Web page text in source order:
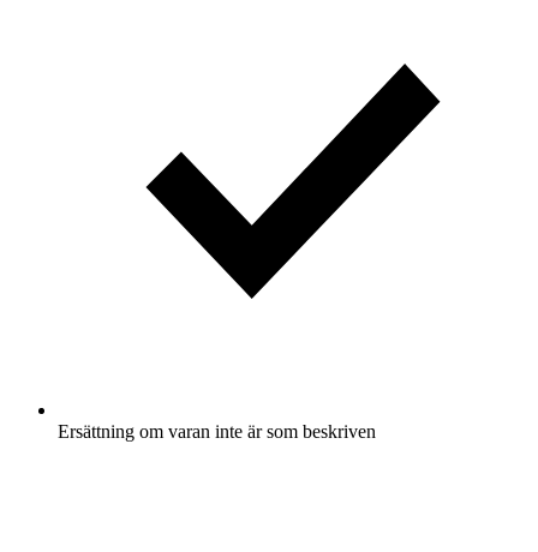
Ersättning om varan inte är som beskriven